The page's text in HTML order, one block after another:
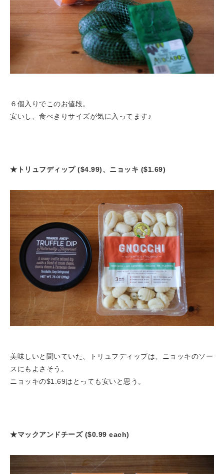
６個入りでこのお値段。
安いし、食べきりサイズが気に入ってます♪
★トリュフディップ ($4.99)、ニョッキ ($1.69)
美味しいと聞いていた、トリュフディップは、ニョッキのソー
スにもよさそう。
ニョッキの$1.69はとっても安いと思う。
★マックアンドチーズ ($0.99 each)